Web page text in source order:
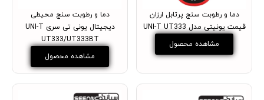
دما و رطوبت سنج پرتابل ارزان
قیمت یونیتی مدل UNI-T UT333
مشاهده محصول
دما و رطوبت سنج محیطی
دیجیتال یونی تی سری UNI-T
UT333/UT333BT
مشاهده محصول